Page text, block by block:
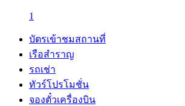
1
บัตรเข้าชมสถานที่
เรือสำราญ
รถเช่า
ทัวร์โปรโมชั่น
จองตั๋วเครื่องบิน